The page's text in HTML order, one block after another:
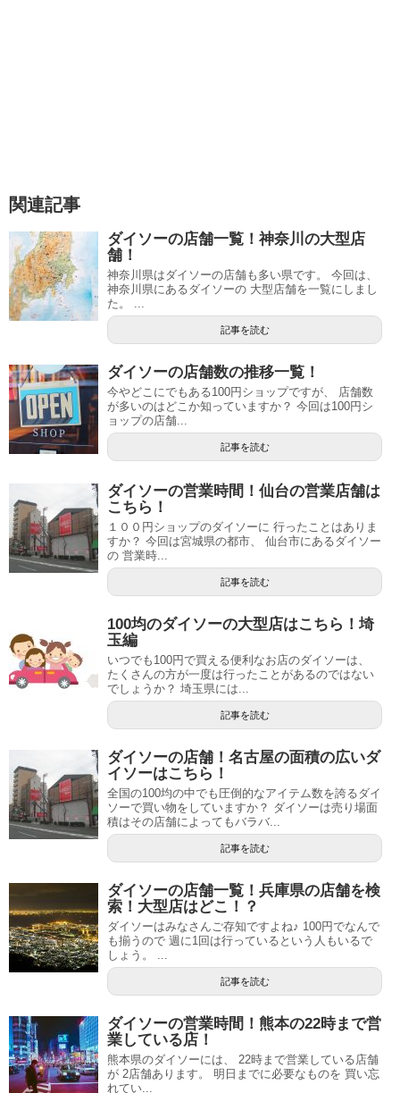
関連記事
ダイソーの店舗一覧！神奈川の大型店
舗！
神奈川県はダイソーの店舗も多い県です。 今回は、
神奈川県にあるダイソーの 大型店舗を一覧にしまし
た。 ...
記事を読む
ダイソーの店舗数の推移一覧！
今やどこにでもある100円ショップですが、 店舗数
が多いのはどこか知っていますか？ 今回は100円シ
ョップの店舗...
記事を読む
ダイソーの営業時間！仙台の営業店舗は
こちら！
１００円ショップのダイソーに 行ったことはありま
すか？ 今回は宮城県の都市、 仙台市にあるダイソー
の 営業時...
記事を読む
100均のダイソーの大型店はこちら！埼
玉編
いつでも100円で買える便利なお店のダイソーは、
たくさんの方が一度は行ったことがあるのではない
でしょうか？ 埼玉県には...
記事を読む
ダイソーの店舗！名古屋の面積の広いダ
イソーはこちら！
全国の100均の中でも圧倒的なアイテム数を誇るダイ
ソーで買い物をしていますか？ ダイソーは売り場面
積はその店舗によってもバラバ...
記事を読む
ダイソーの店舗一覧！兵庫県の店舗を検
索！大型店はどこ！？
ダイソーはみなさんご存知ですよね♪ 100円でなんで
も揃うので 週に1回は行っているという人もいるで
しょう。 ...
記事を読む
ダイソーの営業時間！熊本の22時まで営
業している店！
熊本県のダイソーには、 22時まで営業している店舗
が 2店舗あります。 明日までに必要なものを 買い忘
れてい...